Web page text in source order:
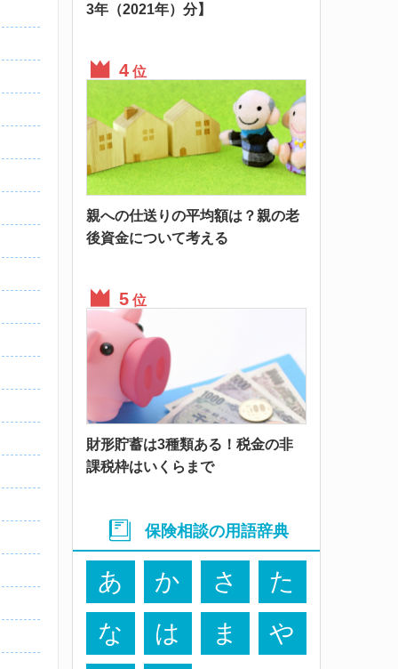
3年（2021年）分】
位
親への仕送りの平均額は？親の老
後資金について考える
位
財形貯蓄は3種類ある！税金の非
課税枠はいくらまで
保険相談の用語辞典
あ か さ
た
な
は ま や